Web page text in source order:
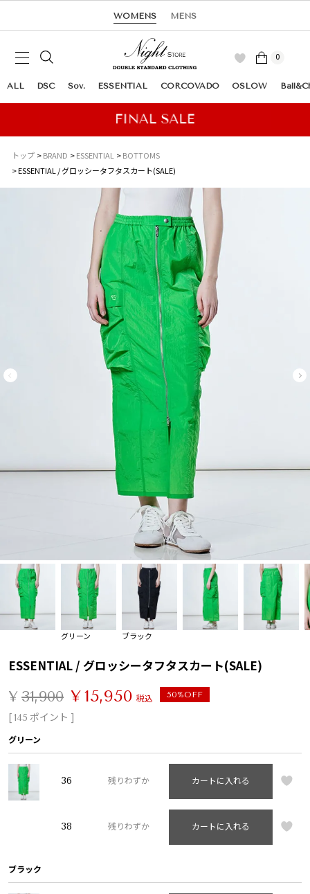
WOMENS MENS
0
ALL DSC Sov. ESSENTIAL CORCOVADO OSLOW
トップ BRAND ESSENTIAL
BOTTOMS
ESSENTIAL / グロッシータフタスカート(SALE)
グリーン ブラック
ESSENTIAL / グロッシータフタスカート(SALE)
¥ 31,900 ¥15,950 税込 50%OFF
[145 ポイント ]
グリーン
36 残りわずか カートに入れる
38 残りわずか カートに入れる
ブラック